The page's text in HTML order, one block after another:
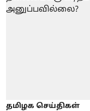
தமிழக செய்திகள்